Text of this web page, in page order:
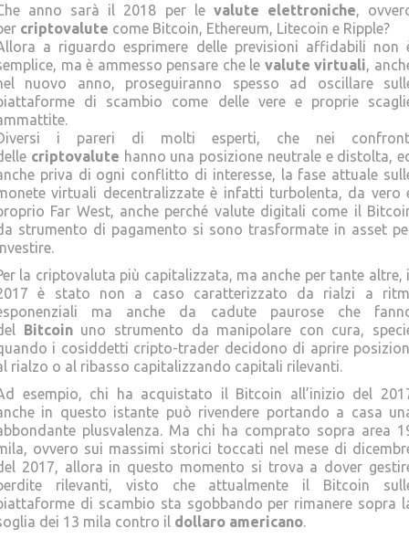
anno sarà il 2018 per le valute elettroniche,
criptovalute come Bitcoin, Ethereum, Litecoin e Ripple?
a riguardo esprimere delle previsioni affidabili non
ma è ammesso pensare che le valute virtuali,
nuovo anno, proseguiranno spesso ad oscillare
di scambio come delle vere e proprie
i pareri di molti esperti, che nei
criptovalute hanno una posizione neutrale e distolta,
priva di ogni conflitto di interesse, la fase attuale
virtuali decentralizzate è infatti turbolenta, da vero
Far West, anche perché valute digitali come il
strumento di pagamento si sono trasformate in asset
la criptovaluta più capitalizzata, ma anche per tante altre,
è stato non a caso caratterizzato da rialzi a
ma anche da cadute paurose che
Bitcoinuno strumento da manipolare con cura,
i cosiddetti cripto-trader decidono di aprire
rialzo o al ribasso capitalizzando capitali rilevanti.
esempio, chi ha acquistato il Bitcoin all’inizio del
in questo istante può rivendere portando a casa
plusvalenza. Ma chi ha comprato sopra area
ovvero sui massimi storici toccati nel mese di
2017, allora in questo momento si trova a dover
rilevanti, visto che attualmente il Bitcoin
di scambio sta sgobbando per rimanere sopra
dei 13 mila contro il dollaro americano.